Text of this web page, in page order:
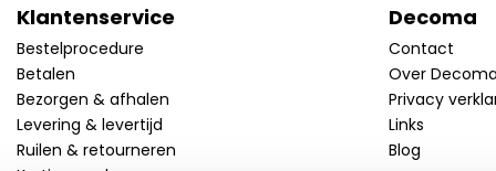
Klantenservice
Bestelprocedure
Betalen
Bezorgen & afhalen
Levering & levertijd
Ruilen & retourneren
Decoma
Contact
Over
Privacy
Links
Blog